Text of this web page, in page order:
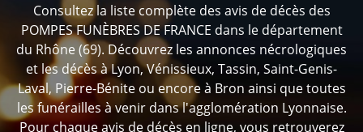
Consultez la liste complète des avis de décès des
POMPES FUNÈBRES DE FRANCE dans le département
du Rhône (69). Découvrez les annonces nécrologiques
et les décès à Lyon, Vénissieux, Tassin, Saint-Genis-
Laval, Pierre-Bénite ou encore à Bron ainsi que toutes
les funérailles à venir dans l'agglomération Lyonnaise.
Pour chaque avis de décès en ligne, vous retrouverez